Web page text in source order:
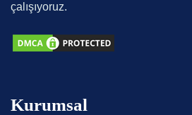
çalışıyoruz.
Kurumsal